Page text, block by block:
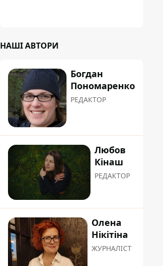
НАШІ АВТОРИ
Богдан
Пономаренко
РЕДАКТОР
Любов
Кінаш
РЕДАКТОР
Олена
Нікітіна
ЖУРНАЛІСТ